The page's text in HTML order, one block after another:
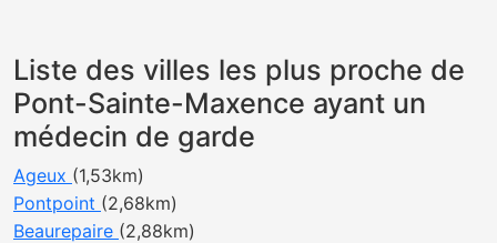
Liste des villes les plus proche de
Pont-Sainte-Maxence ayant un
médecin de garde
Ageux (1,53km)
Pontpoint (2,68km)
Beaurepaire (2,88km)